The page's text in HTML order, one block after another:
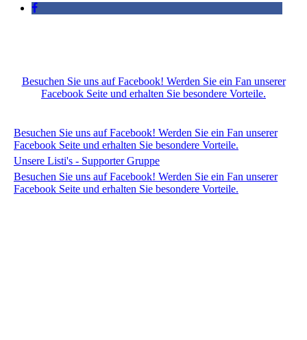
Besuchen Sie uns auf Facebook! Werden Sie ein Fan unserer
Facebook Seite und erhalten Sie besondere Vorteile.
Besuchen Sie uns auf Facebook! Werden Sie ein Fan unserer
Facebook Seite und erhalten Sie besondere Vorteile.
Unsere Listi's - Supporter Gruppe
Besuchen Sie uns auf Facebook! Werden Sie ein Fan unserer
Facebook Seite und erhalten Sie besondere Vorteile.